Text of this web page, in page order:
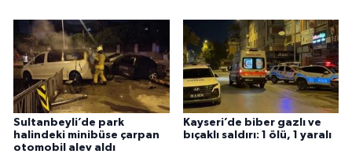
Sultanbeyli’de park
halindeki minibüse çarpan
otomobil alev aldı
Kayseri’de biber gazlı ve
bıçaklı saldırı: 1 ölü, 1 yaralı